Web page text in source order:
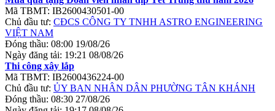
Mã TBMT: IB2600430501-00
Chủ đầu tư: CĐCS CÔNG TY TNHH ASTRO ENGINEERING
VIỆT NAM
Đóng thầu: 08:00 19/08/26
Ngày đăng tải: 19:21 08/08/26
Thi công xây lắp
Mã TBMT: IB2600436224-00
Chủ đầu tư: ỦY BAN NHÂN DÂN PHƯỜNG TÂN KHÁNH
Đóng thầu: 08:30 27/08/26